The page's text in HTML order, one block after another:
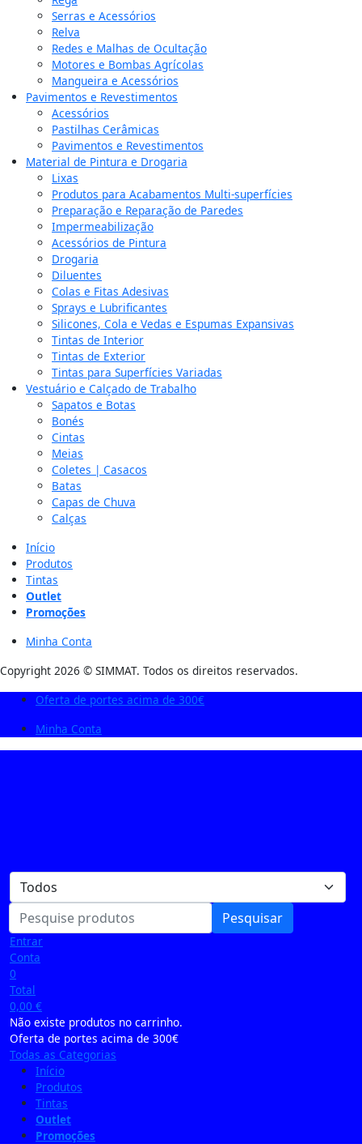
Serras e Acessórios
Relva
Redes e Malhas de Ocultação
Motores e Bombas Agrícolas
Mangueira e Acessórios
Pavimentos e Revestimentos
Acessórios
Pastilhas Cerâmicas
Pavimentos e Revestimentos
Material de Pintura e Drogaria
Lixas
Produtos para Acabamentos Multi-superfícies
Preparação e Reparação de Paredes
Impermeabilização
Acessórios de Pintura
Drogaria
Diluentes
Colas e Fitas Adesivas
Sprays e Lubrificantes
Silicones, Cola e Vedas e Espumas Expansivas
Tintas de Interior
Tintas de Exterior
Tintas para Superfícies Variadas
Vestuário e Calçado de Trabalho
Sapatos e Botas
Bonés
Cintas
Meias
Coletes | Casacos
Batas
Capas de Chuva
Calças
Início
Produtos
Tintas
Outlet
Promoções
Minha Conta
Copyright 2026 © SIMMAT. Todos os direitos reservados.
Oferta de portes acima de 300€
Minha Conta
Pesquisar
Entrar
Conta
0
Total
0,00 €
Não existe produtos no carrinho.
Oferta de portes acima de 300€
Todas as Categorias
Início
Produtos
Tintas
Outlet
Promoções